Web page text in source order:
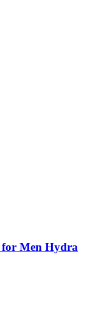
Men Hydra